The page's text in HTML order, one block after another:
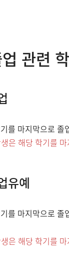
관련
를 마지막으로 졸
은 해당 학기를
유예
를 마지막으로 졸
은 해당 학기를